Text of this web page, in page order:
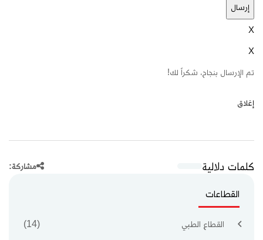
X
X
تم الإرسال بنجاح، شكراً لك!
إغلاق
كلمات دلالية مشاركة:
القطاعات
القطاع الطبي (14)